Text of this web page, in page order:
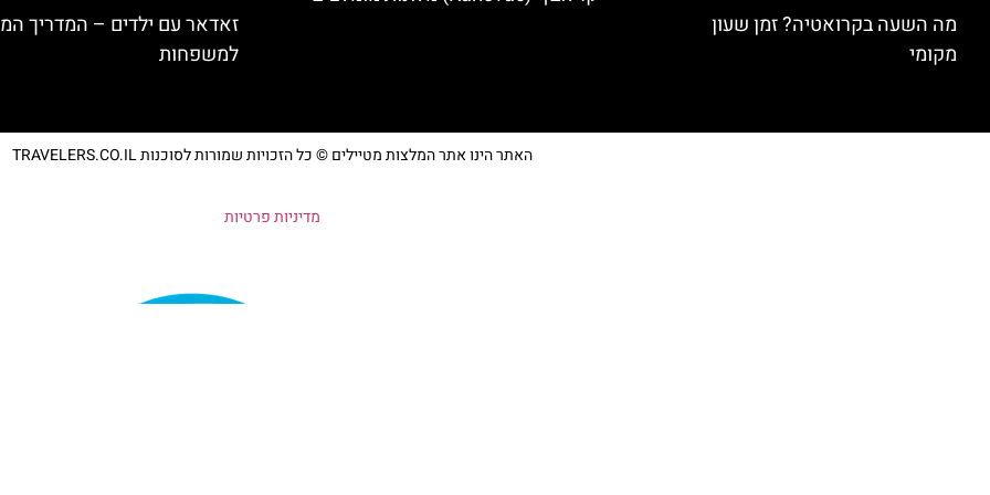
מה השעה בקרואטיה? זמן שעון
מקומי
זאדאר עם ילדים – המדריך
למשפחות
האתר הינו אתר המלצות מטיילים © כל הזכויות שמורות לסוכנות TRAVELERS.CO.IL
מדיניות פרטיות